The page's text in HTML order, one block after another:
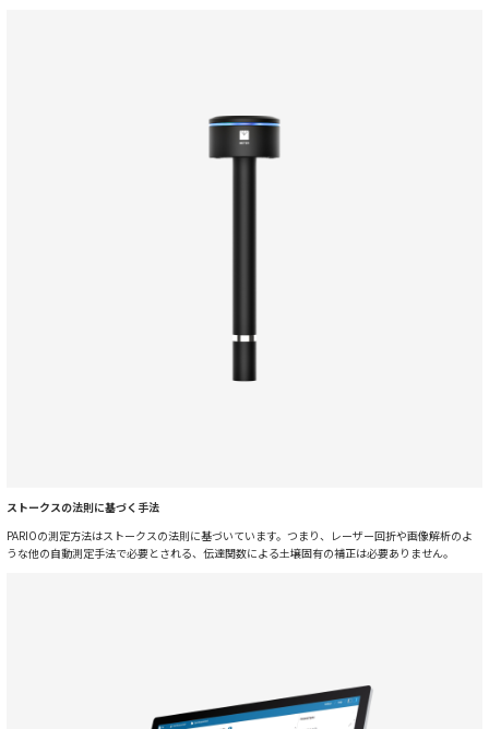
ストークスの法則に基づく手法
PARIOの測定方法はストークスの法則に基づいています。つまり、レーザー回折や画像解析のよ
うな他の自動測定手法で必要とされる、伝達関数による土壌固有の補正は必要ありません。